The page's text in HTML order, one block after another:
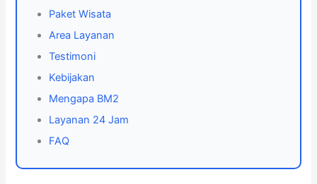
Paket Wisata
Area Layanan
Testimoni
Kebijakan
Mengapa BM2
Layanan 24 Jam
FAQ